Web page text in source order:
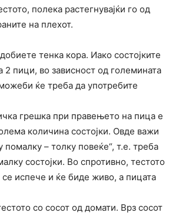
полека растегнувајќи го од
на плехот.
тенка кора. Иако состојките
2 пици, во зависност од големината
ќе треба да употребите
грешка при правењето на пица е
количина состојки. Овде важи
помалку – толку повеќе“, т.е. треба
состојки. Во спротивно, тестото
испече и ќе биде живо, а пицата
со сосот од домати. Врз сосот